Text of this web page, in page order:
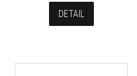
DETAIL